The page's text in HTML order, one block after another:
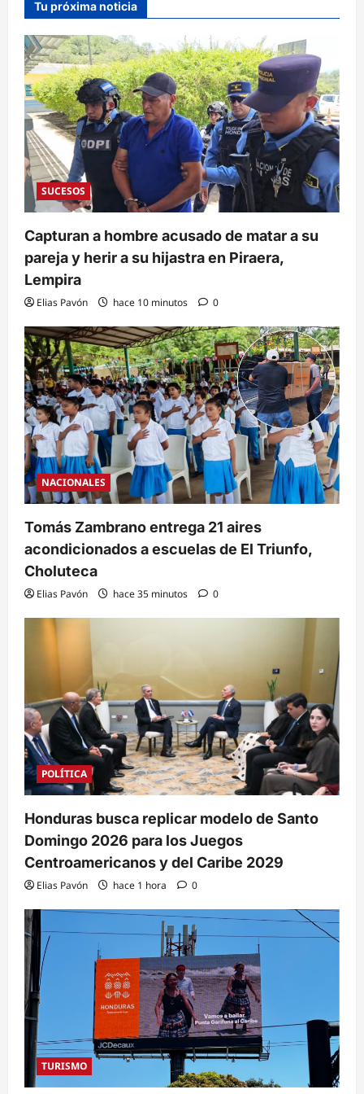
Tu próxima noticia
SUCESOS
Capturan a hombre acusado de matar a su
pareja y herir a su hijastra en Piraera,
Lempira
Elias Pavón hace 10 minutos 0
NACIONALES
Tomás Zambrano entrega 21 aires
acondicionados a escuelas de El Triunfo,
Choluteca
Elias Pavón hace 35 minutos 0
POLÍTICA
Honduras busca replicar modelo de Santo
Domingo 2026 para los Juegos
Centroamericanos y del Caribe 2029
Elias Pavón hace 1 hora 0
TURISMO